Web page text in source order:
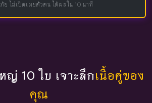
ย ไม่เปิดเผยตัวตน ได้ผลใน 10 นาที
ญ่ 10 ใบ เจาะลึกเนื้อคู่ของ
คุณ